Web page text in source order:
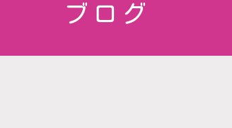
ブログ